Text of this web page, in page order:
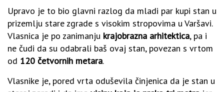
Upravo je to bio glavni razlog da mladi par kupi stan u
prizemlju stare zgrade s visokim stropovima u Varšavi.
Vlasnica je po zanimanju krajobrazna arhitektica, pa i
ne čudi da su odabrali baš ovaj stan, povezan s vrtom
od 120 četvornih metara.
Vlasnike je, pored vrta oduševila činjenica da je stan u